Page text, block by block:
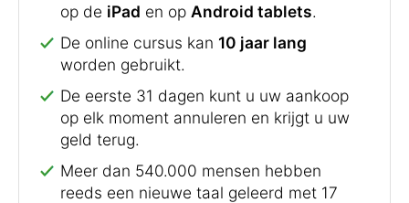
op de iPad en op Android tablets.
De online cursus kan 10 jaar lang
worden gebruikt.
De eerste 31 dagen kunt u uw aankoop
op elk moment annuleren en krijgt u uw
geld terug.
Meer dan 540.000 mensen hebben
reeds een nieuwe taal geleerd met 17